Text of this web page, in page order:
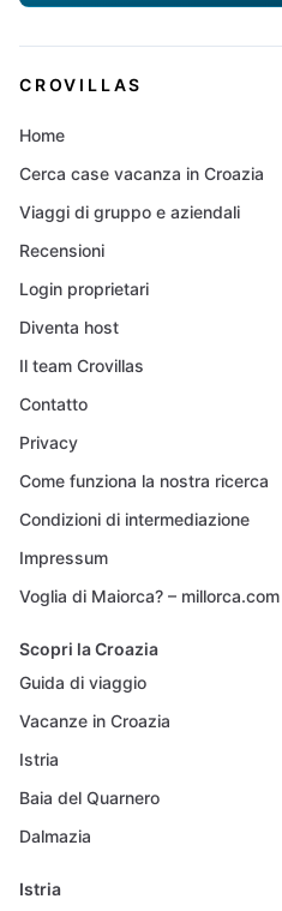
CROVILLAS
Home
Cerca case vacanza in Croazia
Viaggi di gruppo e aziendali
Recensioni
Login proprietari
Diventa host
Il team Crovillas
Contatto
Privacy
Come funziona la nostra ricerca
Condizioni di intermediazione
Impressum
Voglia di Maiorca? – millorca.com
Scopri la Croazia
Guida di viaggio
Vacanze in Croazia
Istria
Baia del Quarnero
Dalmazia
Istria